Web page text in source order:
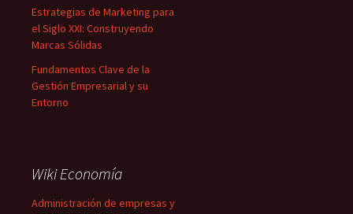
Estrategias de Marketing para
el Siglo XXI: Construyendo
Marcas Sólidas
Fundamentos Clave de la
Gestión Empresarial y su
Entorno
Wiki Economía
Administración de empresas y